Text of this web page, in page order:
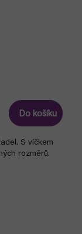
Do košíku
S víčkem
rozměrů.